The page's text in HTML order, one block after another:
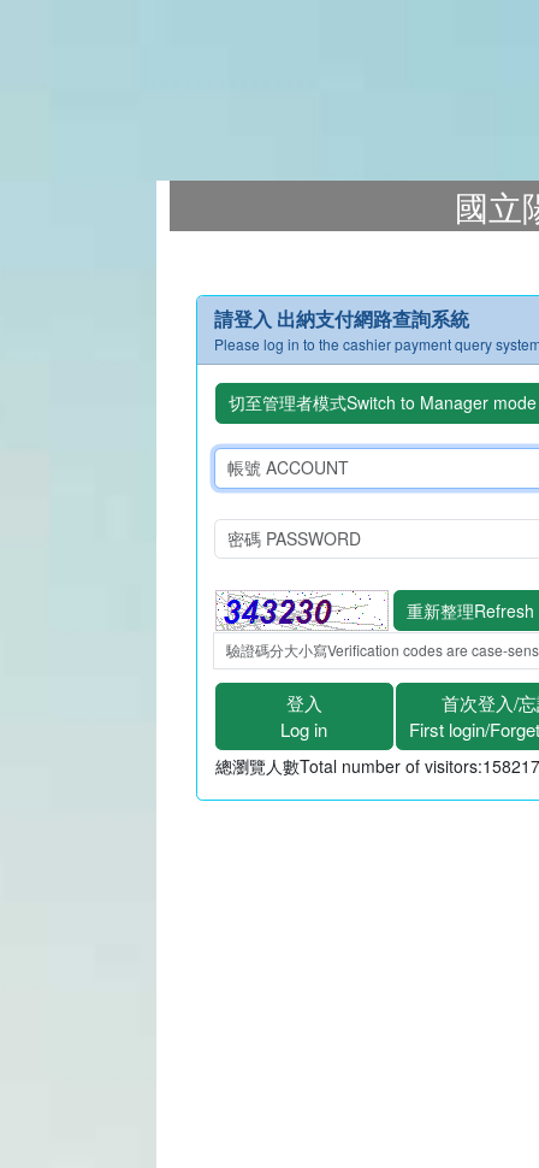
國立
請登入 出納支付網路查詢系統
Please log in to the cashier payment query
切至管理者模式Switch to Manager mode
重新整理Refresh
登入
Log in
首次登入/
First login/
總瀏覽人數Total number of visitors:158217